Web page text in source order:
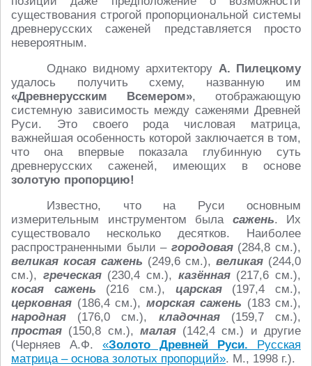
существования строгой пропорциональной системы
древнерусских саженей представляется просто
невероятным.
Однако видному архитектору А. Пилецкому
удалось получить схему, названную им
«Древнерусским Всемером», отображающую
системную зависимость между саженями Древней
Руси. Это своего рода числовая матрица,
важнейшая особенность которой заключается в том,
что она впервые показала глубинную суть
древнерусских саженей, имеющих в основе
золотую пропорцию!
Известно, что на Руси основным
измерительным инструментом была сажень. Их
существовало несколько десятков. Наиболее
распространенными были – городовая(284,8 см.),
великая косая сажень (249,6 см.), великая (244,0
см.), греческая(230,4 см.), казённая (217,6 см.),
косая сажень (216 см.), царская(197,4 см.),
церковная (186,4 см.), морская сажень (183 см.),
народная (176,0 см.), кладочная(159,7 см.),
простая (150,8 см.), малая(142,4 см.) и другие
(Черняев А.Ф. «Золото Древней Руси. Русская
матрица – основа золотых пропорций». М., 1998 г.).